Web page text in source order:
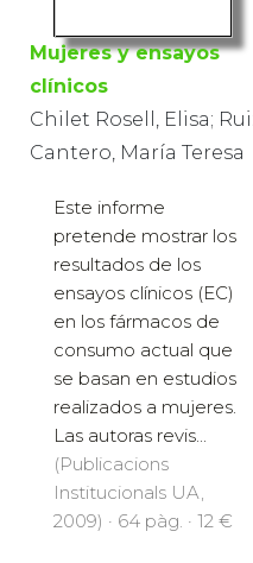
Mujeres y ensayos
clínicos
Chilet Rosell, Elisa;
Cantero, María Teresa
Este informe
pretende mostrar los
resultados de los
ensayos clínicos (EC)
en los fármacos de
consumo actual que
se basan en estudios
realizados a mujeres.
Las autoras revis...
(Publicacions
Institucionals UA,
2009) · 64 pàg. · 12 €